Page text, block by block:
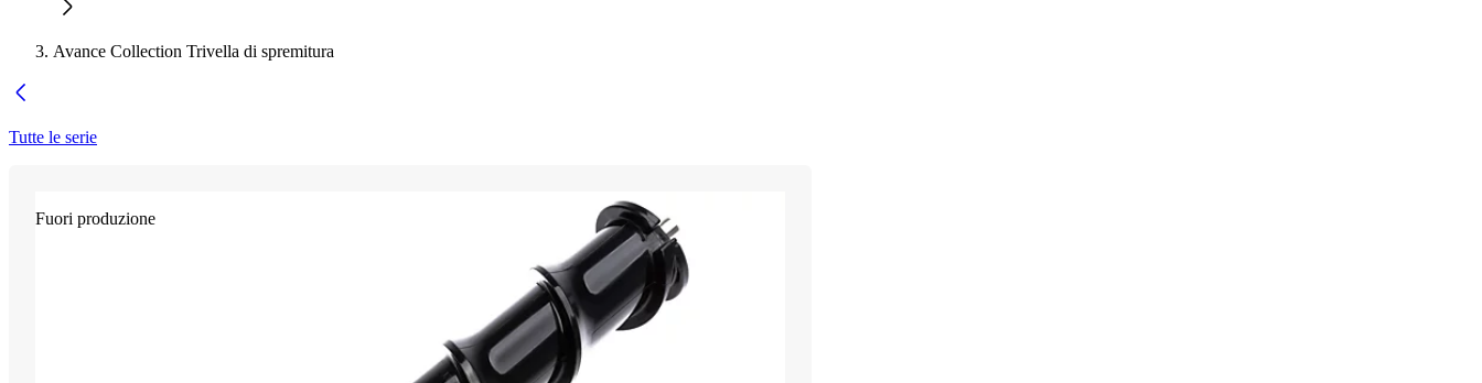
Avance Collection Trivella di spremitura
Tutte le serie
Fuori produzione